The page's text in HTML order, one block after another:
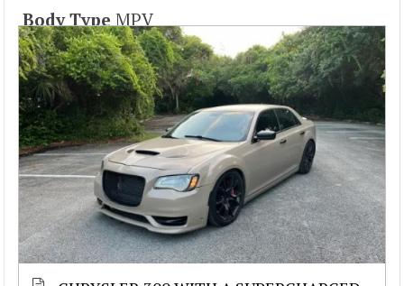
Body Type MPV